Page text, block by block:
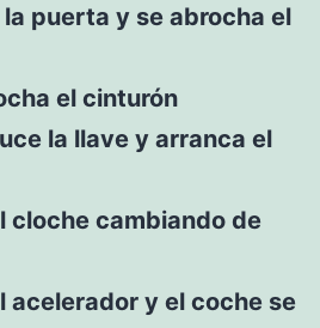
puerta y se abrocha el
el cinturón
la llave y arranca el
cloche cambiando de
acelerador y el coche se